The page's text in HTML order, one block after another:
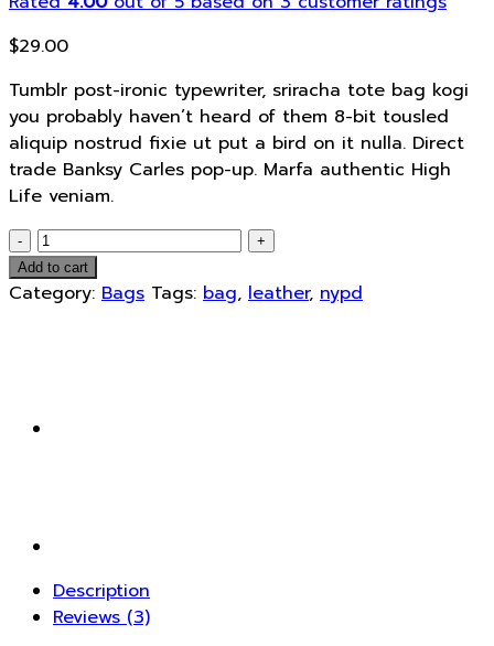
$29.00
Tumblr post-ironic typewriter, sriracha tote bag kogi
you probably haven’t heard of them 8-bit tousled
aliquip nostrud fixie ut put a bird on it nulla. Direct
trade Banksy Carles pop-up. Marfa authentic High
Life veniam.
Talifa
Bag
,
Add to cart
Category: Bags Tags: bag, leather, nypd
Description
Reviews (3)